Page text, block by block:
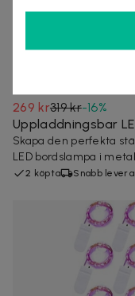
269 kr319 kr-16%
Uppladdningsbar
Skapa den perfekta
LED bordslampa i
2 köpta Snabb